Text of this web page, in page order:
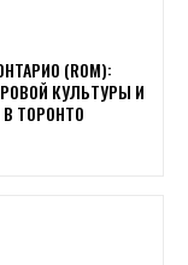
(ROM):
КУЛЬТУРЫ И
ТОРОНТО